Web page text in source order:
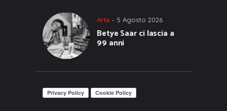
Arte 5 Agosto 2026
Betye Saar ci lascia a
99 anni